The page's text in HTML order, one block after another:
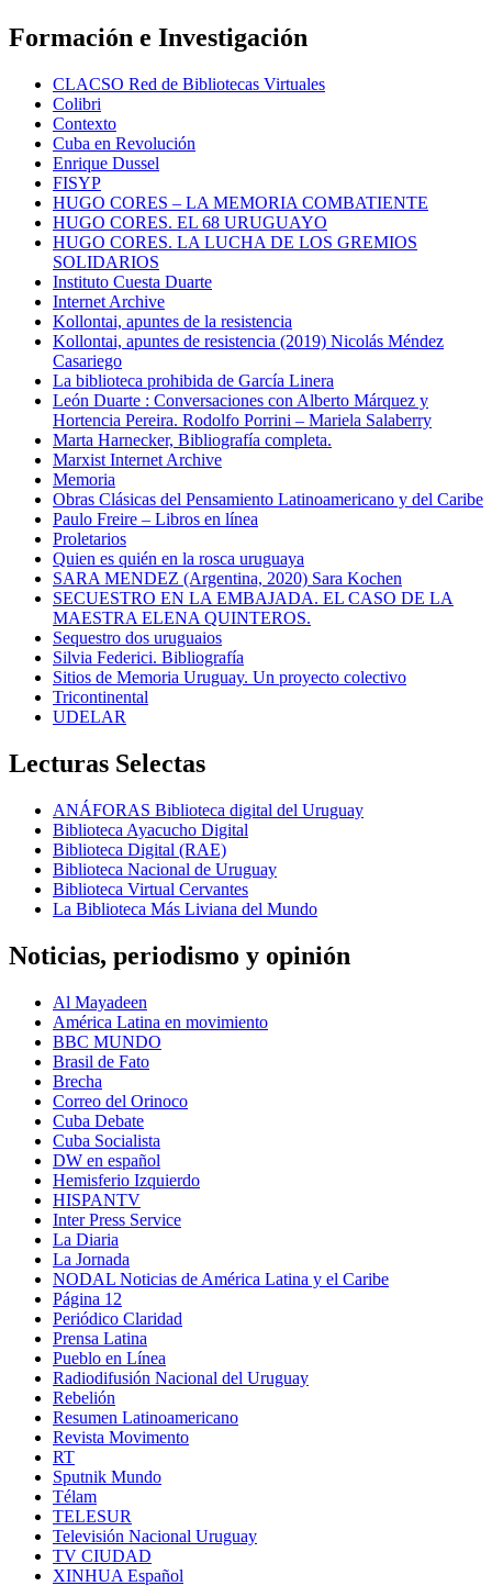
Formación e Investigación
CLACSO Red de Bibliotecas Virtuales
Colibri
Contexto
Cuba en Revolución
Enrique Dussel
FISYP
HUGO CORES – LA MEMORIA COMBATIENTE
HUGO CORES. EL 68 URUGUAYO
HUGO CORES. LA LUCHA DE LOS GREMIOS
SOLIDARIOS
Instituto Cuesta Duarte
Internet Archive
Kollontai, apuntes de la resistencia
Kollontai, apuntes de resistencia (2019) Nicolás Méndez
Casariego
La biblioteca prohibida de García Linera
León Duarte : Conversaciones con Alberto Márquez y
Hortencia Pereira. Rodolfo Porrini – Mariela Salaberry
Marta Harnecker, Bibliografía completa.
Marxist Internet Archive
Memoria
Obras Clásicas del Pensamiento Latinoamericano y del Caribe
Paulo Freire – Libros en línea
Proletarios
Quien es quién en la rosca uruguaya
SARA MENDEZ (Argentina, 2020) Sara Kochen
SECUESTRO EN LA EMBAJADA. EL CASO DE LA
MAESTRA ELENA QUINTEROS.
Sequestro dos uruguaios
Silvia Federici. Bibliografía
Sitios de Memoria Uruguay. Un proyecto colectivo
Tricontinental
UDELAR
Lecturas Selectas
ANÁFORAS Biblioteca digital del Uruguay
Biblioteca Ayacucho Digital
Biblioteca Digital (RAE)
Biblioteca Nacional de Uruguay
Biblioteca Virtual Cervantes
La Biblioteca Más Liviana del Mundo
Noticias, periodismo y opinión
Al Mayadeen
América Latina en movimiento
BBC MUNDO
Brasil de Fato
Brecha
Correo del Orinoco
Cuba Debate
Cuba Socialista
DW en español
Hemisferio Izquierdo
HISPANTV
Inter Press Service
La Diaria
La Jornada
NODAL Noticias de América Latina y el Caribe
Página 12
Periódico Claridad
Prensa Latina
Pueblo en Línea
Radiodifusión Nacional del Uruguay
Rebelión
Resumen Latinoamericano
Revista Movimento
RT
Sputnik Mundo
Télam
TELESUR
Televisión Nacional Uruguay
TV CIUDAD
XINHUA Español